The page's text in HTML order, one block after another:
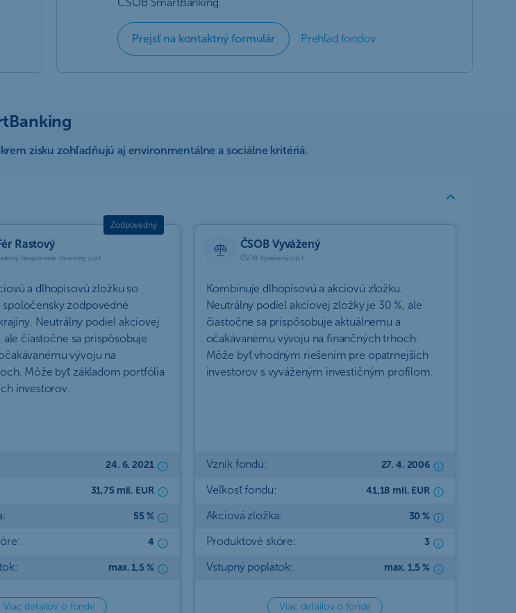
Prejsť na kontaktný formulár Prehľad fondov
zisku zohľadňujú aj environmentálne a sociálne kritériá.
Rastový
Responsible Investing o.p.f.
a dlhopisovú zložku so
zodpovedné
Neutrálny podiel akciovej
ale čiastočne sa prispôsobuje
vývoju na
Môže byť základom portfólia
investorov.
24. 6. 2021
31,75 mil. EUR
55 %
4
max. 1,5 %
Viac detailov o fonde
ČSOB Vyvážený
ČSOB Vyvážený o.p.f.
Kombinuje dlhopisovú a akciovú zložku.
Neutrálny podiel akciovej zložky je 30 %, ale
čiastočne sa prispôsobuje aktuálnemu a
očakávanému vývoju na finančných trhoch.
Môže byť vhodným riešením pre opatrnejších
investorov s vyváženým investičným profilom.
Vznik fondu: 27. 4. 2006
Veľkosť fondu: 41,18 mil. EUR
Akciová zložka: 30 %
Produktové skóre: 3
Vstupný poplatok: max. 1,5 %
Viac detailov o fonde